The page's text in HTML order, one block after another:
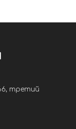
третий